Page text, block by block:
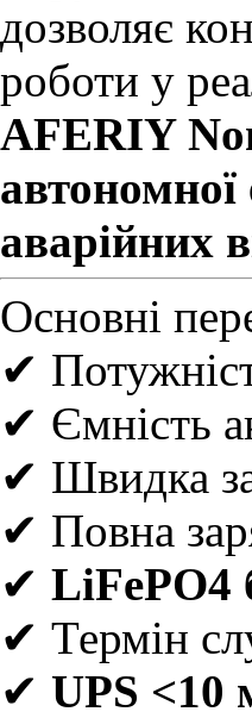
дозволяє
роботи у
AFERIY
автономної
аварійних
Основні
✔
✔ Ємність
✔ Швидка
✔ Повна
✔ LiFePO4
✔ Термін
✔ UPS <10